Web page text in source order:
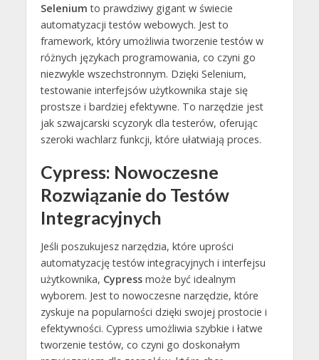
Selenium to prawdziwy gigant w świecie
automatyzacji testów webowych. Jest to
framework, który umożliwia tworzenie testów w
różnych językach programowania, co czyni go
niezwykle wszechstronnym. Dzięki Selenium,
testowanie interfejsów użytkownika staje się
prostsze i bardziej efektywne. To narzędzie jest
jak szwajcarski scyzoryk dla testerów, oferując
szeroki wachlarz funkcji, które ułatwiają proces.
Cypress: Nowoczesne
Rozwiązanie do Testów
Integracyjnych
Jeśli poszukujesz narzędzia, które uprości
automatyzację testów integracyjnych i interfejsu
użytkownika, Cypressmoże być idealnym
wyborem. Jest to nowoczesne narzędzie, które
zyskuje na popularności dzięki swojej prostocie i
efektywności. Cypress umożliwia szybkie i łatwe
tworzenie testów, co czyni go doskonałym